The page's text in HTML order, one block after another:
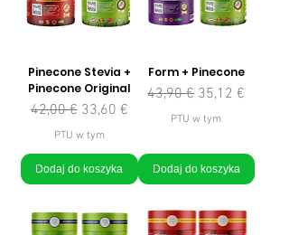
Pinecone Stevia +
Pinecone Original
Regularna cena
42,00 € Cena rabatowa
33,60 €
PTU w tym
Dodaj do koszyka
Form + Pinecone
Regularna cena
43,90 € Cena rabatowa
35,12 €
PTU w tym
Dodaj do koszyka